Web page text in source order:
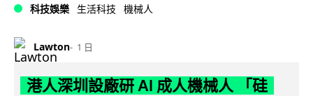
科技娛樂 生活科技 機械人
Lawton 1 日
港人深圳設廠研 AI 成人機械人 「硅